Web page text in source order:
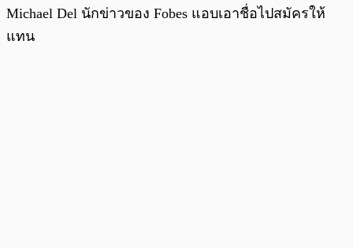
Michael Del นักข่าวของ Fobes แอบเอาชื่อไปสมัครให้
แทน